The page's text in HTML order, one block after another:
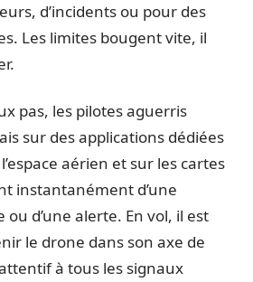
d’incidents ou pour des
Les limites bougent vite, il
pas, les pilotes aguerris
sur des applications dédiées
aérien et sur les cartes
instantanément d’une
d’une alerte. En vol, il est
le drone dans son axe de
à tous les signaux